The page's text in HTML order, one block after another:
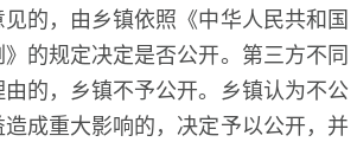
的，由乡镇依照《中华人民共和国
的规定决定是否公开。第三方不同
的，乡镇不予公开。乡镇认为不公
成重大影响的，决定予以公开，并